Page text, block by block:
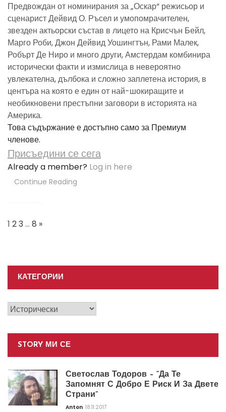
Предвождан от номинирания за „Оскар“ режисьор и
сценарист Дейвид О. Ръсел и умопомрачителен,
звезден актьорски състав в лицето на Крисчън Бейл,
Марго Роби, Джон Дейвид Уошингтън, Рами Малек,
Робърт Де Ниро и много други, Амстердам комбинира
исторически факти и измислица в невероятно
увлекателна, дълбока и сложно заплетена история, в
центъра на която е един от най-шокиращите и
необикновени престъпни заговори в историята на
Америка.
Това съдържание е достъпно само за Премиум
членове.
Присъедини се сега
Already a member? Log in here
Continue Reading
Navigation
1 23 … 8 »
КАТЕГОРИИ
Категории
STORY МИ СЕ
Светослав Тодоров – “Да Те
Запомнят С Добро Е Риск И За Двете
Страни”
Anton 18.11.2017